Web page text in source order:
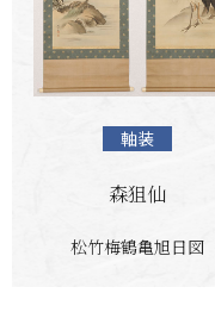
軸装
森狙仙
松竹梅鶴亀旭日図